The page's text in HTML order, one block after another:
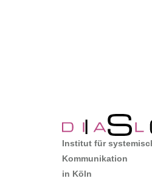
Institut für
Kommunikation
in Köln